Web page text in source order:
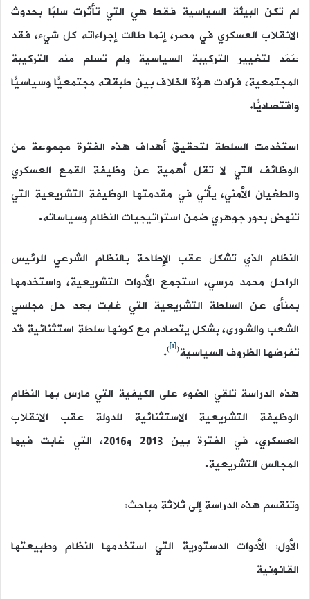
لم تكن البيئة السياسية فقط هي التي تأثرت سلبًا بحدوث
الانقلاب العسكري في مصر، إنما طالت إجراءاته كل شيء، فقد
عَمَد لتغيير التركيبة السياسية ولم تسلم منه التركيبة
المجتمعية، فزادت هوَّة الخلاف بين طبقاته مجتمعيًّا وسياسيًّا
واقتصاديًّا.
استخدمت السلطة لتحقيق أهداف هذه الفترة مجموعة من
الوظائف التي لا تقل أهمية عن وظيفة القمع العسكري
والطغيان الأمني، يأتي في مقدمتها الوظيفة التشريعية التي
تنهض بدور جوهري ضمن استراتيجيات النظام وسياساته.
النظام الذي تشكل عقب الإطاحة بالنظام الشرعي للرئيس
الراحل محمد مرسي، استجمع الأدوات التشريعية، واستخدمها
بمنأى عن السلطة التشريعية التي غابت بعد حل مجلسي
الشعب والشورى، بشكل يتصادم مع كونها سلطة استثنائية قد
تفرضها الظروف السياسية(
[1]
)
.
هذه الدراسة تلقي الضوء على الكيفية التي مارس بها النظام
الوظيفة التشريعية الاستثنائية للدولة عقب الانقلاب
العسكري، في الفترة بين 2013 و2016، التي غابت فيها
المجالس التشريعية.
وتنقسم هذه الدراسة إلى ثلاثة مباحث:
الأول: الأدوات الدستورية التي استخدمها النظام وطبيعتها
القانونية